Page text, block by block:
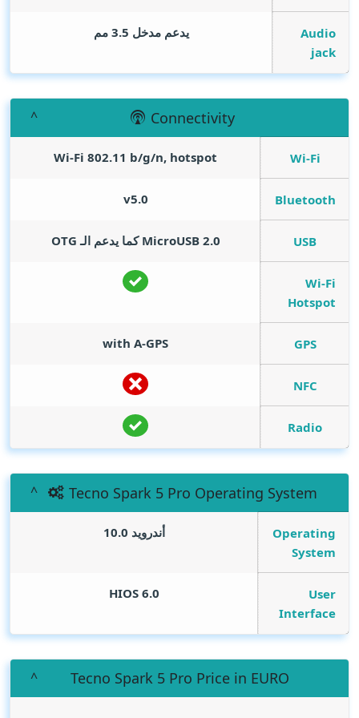
Audio
jack
يدعم مدخل 3.5 مم
Connectivity
Wi-Fi
Wi-Fi 802.11 b/g/n, hotspot
Bluetooth
v5.0
USB MicroUSB 2.0 كما يدعم الـ OTG
Wi-Fi
Hotspot
GPS
with A-GPS
NFC
Radio
Tecno Spark 5 Pro Operating System
Operating
System
أندرويد 10.0
User
Interface
HIOS 6.0
Tecno Spark 5 Pro Price in EURO